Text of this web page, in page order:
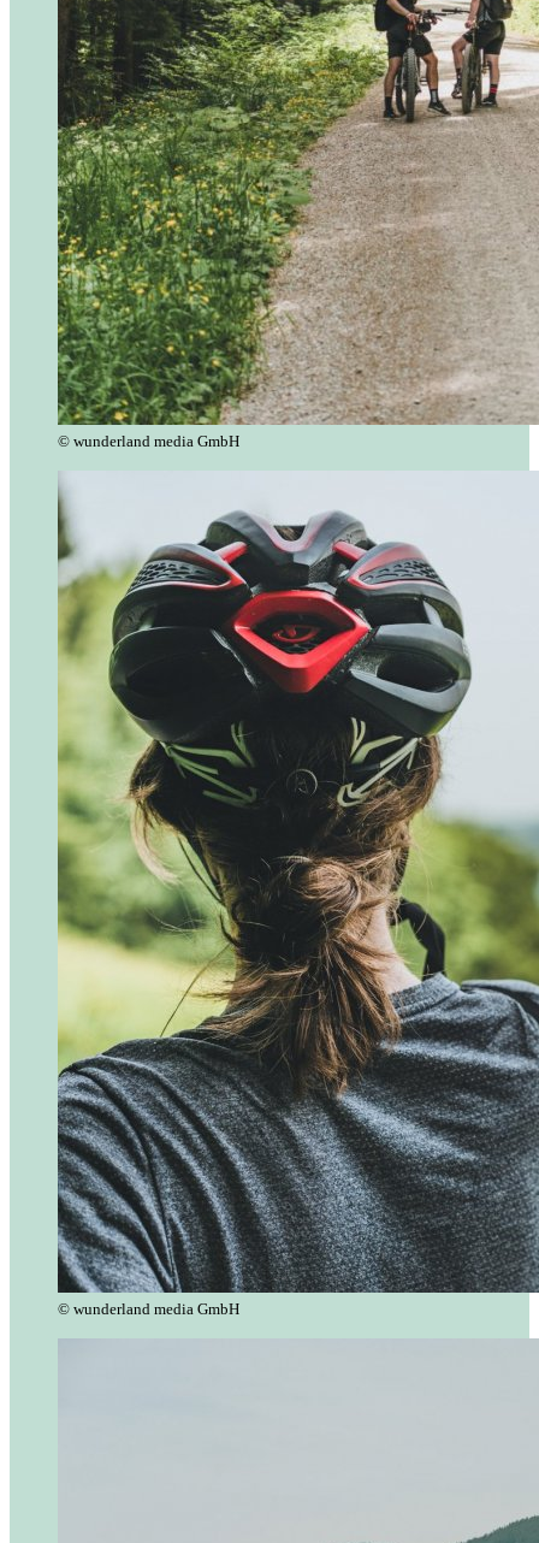
© wunderland media GmbH
© wunderland media GmbH